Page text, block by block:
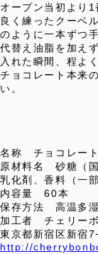
オープン当初より1
良く練ったクーベ
のように一本ずつ
代替え油脂を加え
入れた瞬間、程よ
チョコレート本来
い。
名称 チョコレート
原材料名 砂糖（国
乳化剤、香料（一
内容量 60本
保存方法 高温多
加工者 チェリー
東京都新宿区新宿
http://